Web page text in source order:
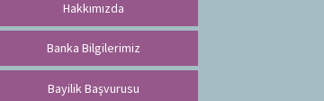
Hakkımızda
Banka Bilgilerimiz
Bayilik Başvurusu